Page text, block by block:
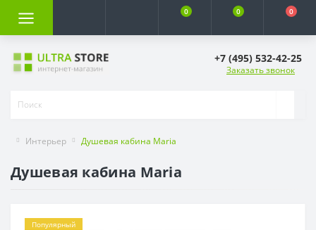
0 0 0
+7 (495) 532-42-25
Заказать звонок
Интерьер Душевая кабина Maria
Душевая кабина Maria
Популярный